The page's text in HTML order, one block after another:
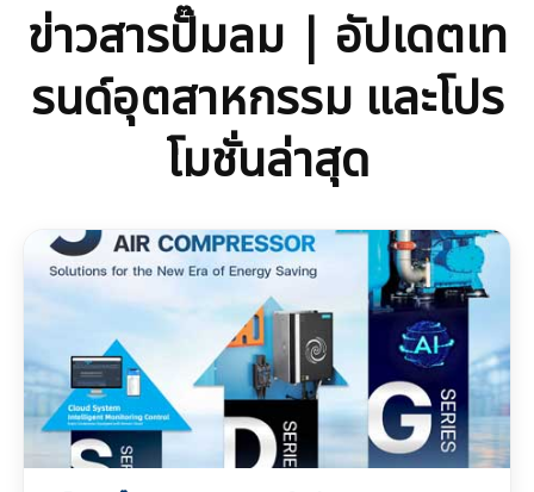
ข่าวสารปั๊มลม | อัปเดตเท
รนด์อุตสาหกรรม และโปร
โมชั่นล่าสุด
อากาศ โปรโมชั่นพิเศษ และบทความอัปเดตล่าสุด เพื่อให้ธุรกิจของ
คุณก้าวทันทุกเทคโนโลยี